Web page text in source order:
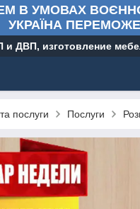
В УМОВАХ
УКРАЇНА
и ДВП, изготовление
послуги Послуги